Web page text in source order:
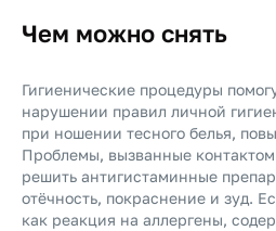
Чем можно снять
Гигиенические процедуры
нарушении правил личной
при ношении тесного белья,
Проблемы, вызванные
решить антигистаминные
отёчность, покраснение и зуд.
как реакция на аллергены,